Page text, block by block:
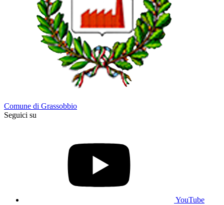
Comune di Grassobbio
Seguici su
YouTube